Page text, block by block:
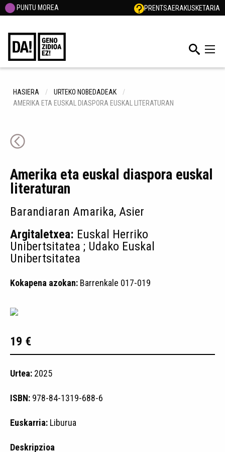
PUNTU MOREA PRENTSAERAKUSKETARIA
HASIERA
URTEKO NOBEDADEAK
AMERIKA ETA EUSKAL DIASPORA EUSKAL LITERATURAN
Amerika eta euskal diaspora euskal
literaturan
Barandiaran Amarika, Asier
Argitaletxea: Euskal Herriko
Unibertsitatea ; Udako Euskal
Unibertsitatea
Kokapena azokan: Barrenkale 017-019
19 €
Urtea: 2025
ISBN: 978-84-1319-688-6
Euskarria: Liburua
Deskripzioa